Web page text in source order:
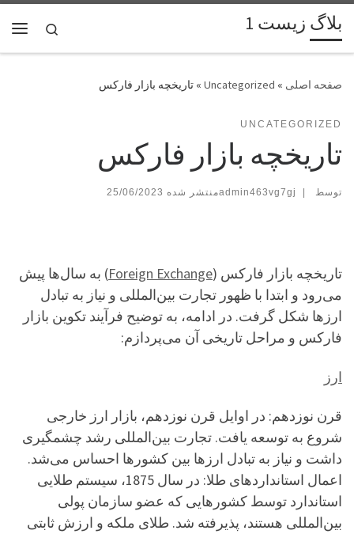
پرش به محتوا بلاگ زیست 1
Search
»
Uncategorized
» تاریخچه بازار فارکس
UNCATEGORIZED
تاریخچه بازار فارکس
توسط admin463vg7gj |
25/06/2023
تاریخچه بازار فارکس (Foreign Exchange) به سال‌ها پیش
می‌رود و ابتدا با ظهور تجارت بین‌المللی و نیاز به تبادل
ارزها شکل گرفت. در ادامه، به توضیح فرآیند تکوین بازار
فارکس و مراحل تاریخی آن می‌پردازم:
ارز
قرن نوزدهم: در اوایل قرن نوزدهم، بازار ارز خارجی
شروع به توسعه یافت. تجارت بین‌المللی رشد چشمگیری
داشت و نیاز به تبادل ارزها بین کشورها احساس می‌شد.
اعمال استانداردهای طلا: در سال 1875، سیستم طلایی
استاندارد توسط کشورهایی که عضو سازمان پولی
بین‌المللی هستند، پذیرفته شد. طلای ملکه و ارزش ثابتی